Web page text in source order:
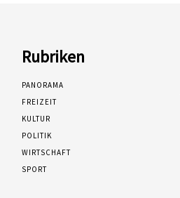
Rubriken
PANORAMA
FREIZEIT
KULTUR
POLITIK
WIRTSCHAFT
SPORT